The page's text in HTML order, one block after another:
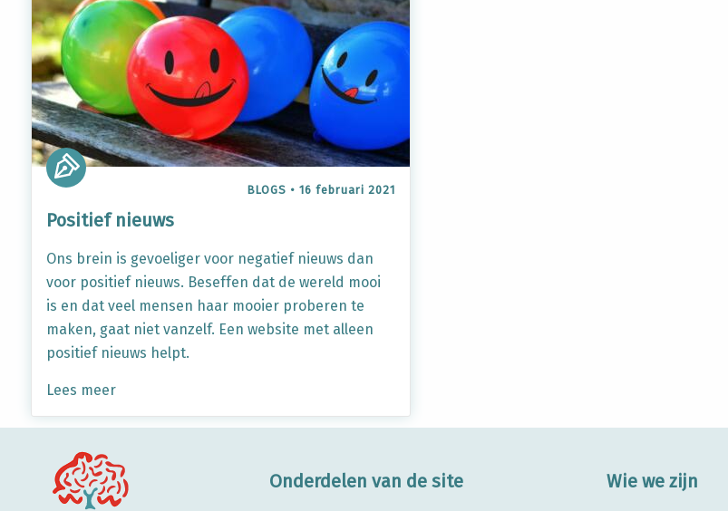
BLOGS • 16 februari 2021
Positief nieuws
Ons brein is gevoeliger voor negatief nieuws dan
voor positief nieuws. Beseffen dat de wereld mooi
is en dat veel mensen haar mooier proberen te
maken, gaat niet vanzelf. Een website met alleen
positief nieuws helpt.
Lees meer
Onderdelen van de site Wie we zijn